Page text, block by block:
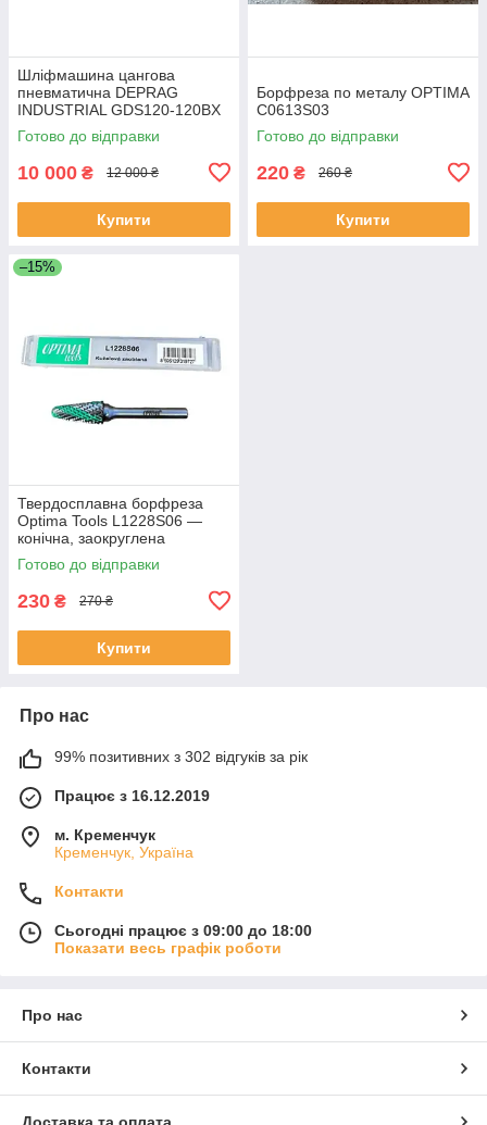
Шліфмашина цангова
пневматична DEPRAG
INDUSTRIAL GDS120-120BX
Готово до відправки
10 000 ₴ 12 000 ₴
Купити
Борфреза по металу OPTIMA
C0613S03
Готово до відправки
220 ₴ 260 ₴
Купити
–15%
Твердосплавна борфреза
Optima Tools L1228S06 —
конічна, заокруглена
Готово до відправки
230 ₴ 270 ₴
Купити
Про нас
99% позитивних з 302 відгуків за рік
Працює з 16.12.2019
м. Кременчук
Кременчук, Україна
Контакти
Сьогодні працює з 09:00 до 18:00
Показати весь графік роботи
Про нас
Контакти